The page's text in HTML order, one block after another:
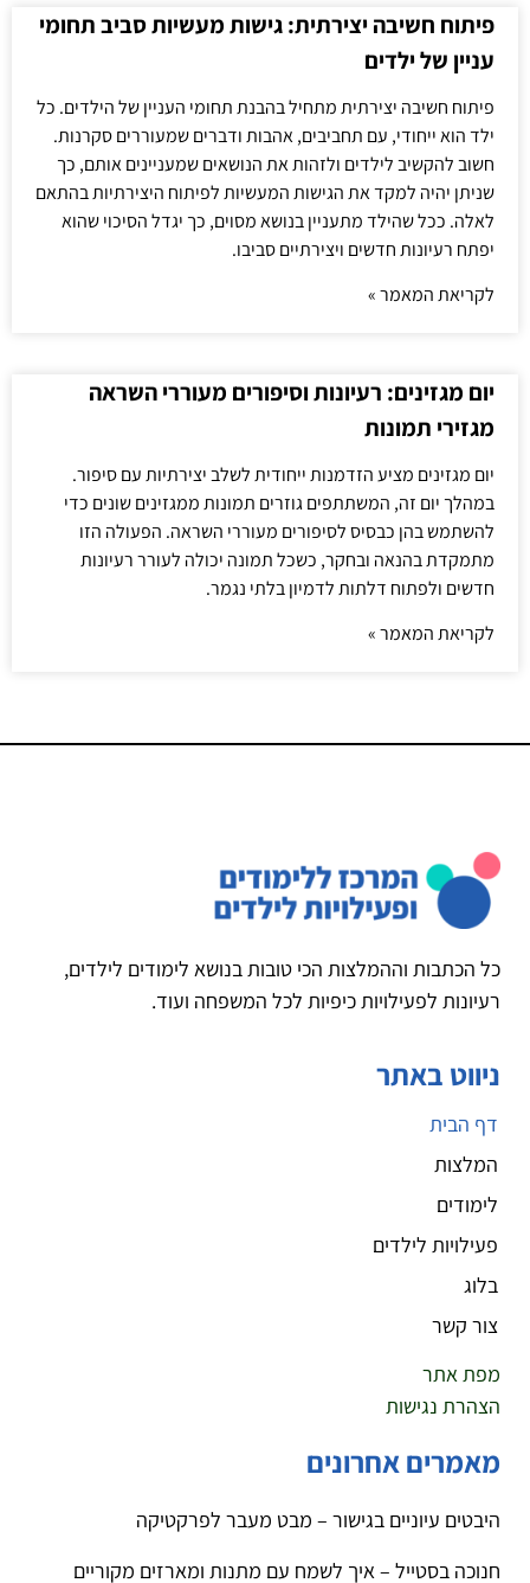
פיתוח חשיבה יצירתית: גישות מעשיות סביב תחומי
עניין של ילדים
פיתוח חשיבה יצירתית מתחיל בהבנת תחומי העניין של הילדים. כל
ילד הוא ייחודי, עם תחביבים, אהבות ודברים שמעוררים סקרנות.
חשוב להקשיב לילדים ולזהות את הנושאים שמעניינים אותם, כך
שניתן יהיה למקד את הגישות המעשיות לפיתוח היצירתיות בהתאם
לאלה. ככל שהילד מתעניין בנושא מסוים, כך יגדל הסיכוי שהוא
יפתח רעיונות חדשים ויצירתיים סביבו.
לקריאת המאמר »
יום מגזינים: רעיונות וסיפורים מעוררי השראה
מגזירי תמונות
יום מגזינים מציע הזדמנות ייחודית לשלב יצירתיות עם סיפור.
במהלך יום זה, המשתתפים גוזרים תמונות ממגזינים שונים כדי
להשתמש בהן כבסיס לסיפורים מעוררי השראה. הפעולה הזו
מתמקדת בהנאה ובחקר, כשכל תמונה יכולה לעורר רעיונות
חדשים ולפתוח דלתות לדמיון בלתי נגמר.
לקריאת המאמר »
כל הכתבות וההמלצות הכי טובות בנושא לימודים לילדים,
רעיונות לפעילויות כיפיות לכל המשפחה ועוד.
ניווט באתר
דף הבית
המלצות
לימודים
פעילויות לילדים
בלוג
צור קשר
מפת אתר
הצהרת נגישות
מאמרים אחרונים
היבטים עיוניים בגישור – מבט מעבר לפרקטיקה
חנוכה בסטייל – איך לשמח עם מתנות ומארזים מקוריים